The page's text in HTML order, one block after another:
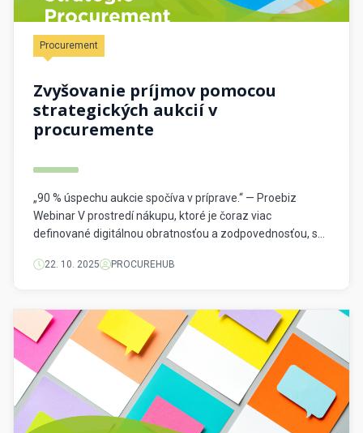
Procurement
Zvyšovanie príjmov pomocou
strategických aukcií v
procuremente
„90 % úspechu aukcie spočíva v príprave.“ — Proebiz
Webinar V prostredí nákupu, ktoré je čoraz viac
definované digitálnou obratnosťou a zodpovednosťou, sa
zameraného na úspory na strategického partnera, ktorý
aj na […]
22. 10. 2025 PROCUREHUB